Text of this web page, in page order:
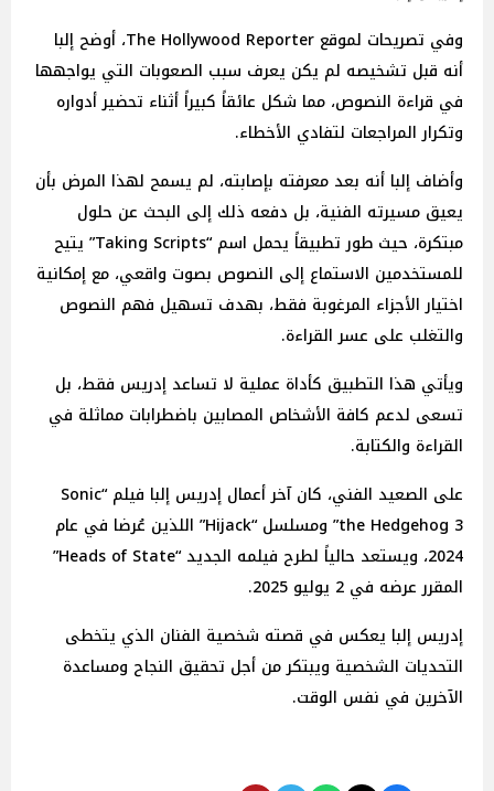
وفي تصريحات لموقع The Hollywood Reporter، أوضح إلبا
أنه قبل تشخيصه لم يكن يعرف سبب الصعوبات التي يواجهها
في قراءة النصوص، مما شكل عائقاً كبيراً أثناء تحضير أدواره
وتكرار المراجعات لتفادي الأخطاء.
وأضاف إلبا أنه بعد معرفته بإصابته، لم يسمح لهذا المرض بأن
يعيق مسيرته الفنية، بل دفعه ذلك إلى البحث عن حلول
مبتكرة، حيث طور تطبيقاً يحمل اسم “Taking Scripts” يتيح
للمستخدمين الاستماع إلى النصوص بصوت واقعي، مع إمكانية
اختيار الأجزاء المرغوبة فقط، بهدف تسهيل فهم النصوص
والتغلب على عسر القراءة.
ويأتي هذا التطبيق كأداة عملية لا تساعد إدريس فقط، بل
تسعى لدعم كافة الأشخاص المصابين باضطرابات مماثلة في
القراءة والكتابة.
على الصعيد الفني، كان آخر أعمال إدريس إلبا فيلم “Sonic
the Hedgehog 3” ومسلسل “Hijack” اللذين عُرضا في عام
2024، ويستعد حالياً لطرح فيلمه الجديد “Heads of State”
المقرر عرضه في 2 يوليو 2025.
إدريس إلبا يعكس في قصته شخصية الفنان الذي يتخطى
التحديات الشخصية ويبتكر من أجل تحقيق النجاح ومساعدة
الآخرين في نفس الوقت.